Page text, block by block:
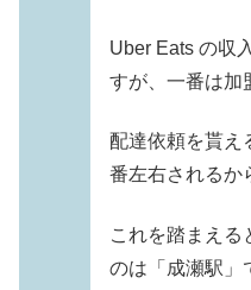
Uber Eats の収
すが、一番は加
配達依頼を貰え
番左右されるか
これを踏まえる
のは「成瀬駅」